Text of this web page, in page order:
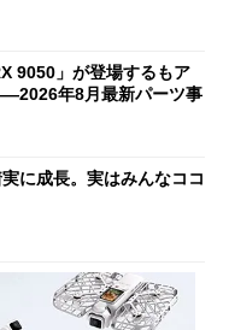
9050」が登場するもア
年8月最新パーツ事
に成長。実はみんなココ